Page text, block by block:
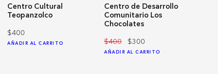
Centro Cultural
Teopanzolco
$400
AÑADIR AL CARRITO
Centro de Desarrollo
Comunitario Los
Chocolates
$400 $300
AÑADIR AL CARRITO